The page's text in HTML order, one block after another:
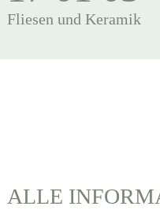
Fliesen und Keramik
ALLE